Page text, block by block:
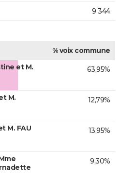
9 344
% voix commune
et M.
63,95%
M.
12,79%
M. FAU
13,95%
9,30%